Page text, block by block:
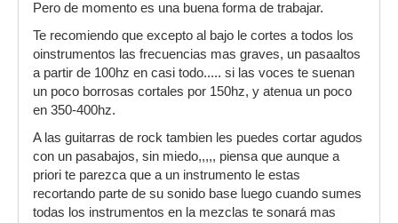
Pero de momento es una buena forma de trabajar.
Te recomiendo que excepto al bajo le cortes a todos los
oinstrumentos las frecuencias mas graves, un pasaaltos
a partir de 100hz en casi todo..... si las voces te suenan
un poco borrosas cortales por 150hz, y atenua un poco
en 350-400hz.
A las guitarras de rock tambien les puedes cortar agudos
con un pasabajos, sin miedo,,,,, piensa que aunque a
priori te parezca que a un instrumento le estas
recortando parte de su sonido base luego cuando sumes
todas los instrumentos en la mezclas te sonará mas